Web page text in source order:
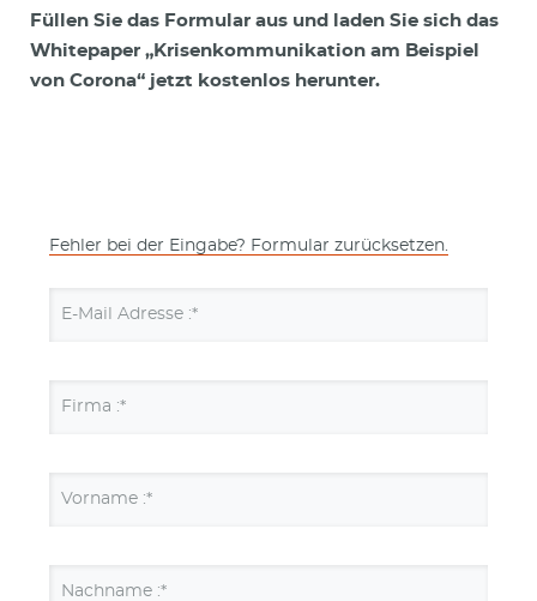
Füllen Sie das Formular aus und laden Sie sich das
Whitepaper „Krisenkommunikation am Beispiel
von Corona“ jetzt kostenlos herunter.
Fehler bei der Eingabe? Formular zurücksetzen.
E-Mail Adresse :*
Firma :*
Vorname :*
Nachname :*